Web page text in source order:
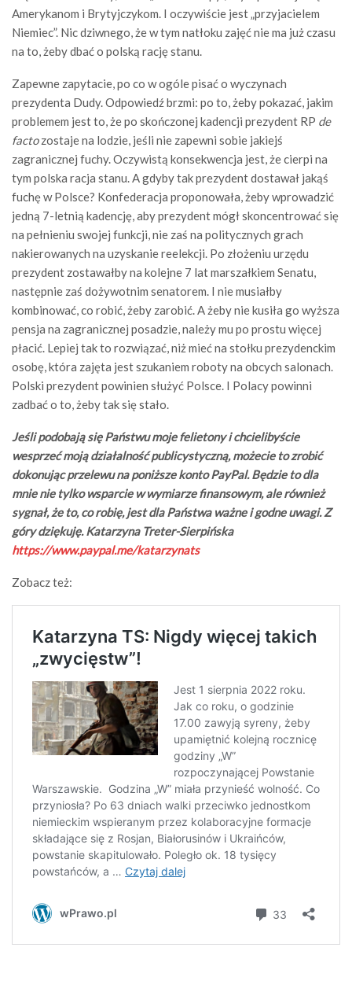
Amerykanom i Brytyjczykom. I oczywiście jest „przyjacielem
Niemiec”. Nic dziwnego, że w tym natłoku zajęć nie ma już czasu
na to, żeby dbać o polską rację stanu.
Zapewne zapytacie, po co w ogóle pisać o wyczynach
prezydenta Dudy. Odpowiedź brzmi: po to, żeby pokazać, jakim
problemem jest to, że po skończonej kadencji prezydent RP de
factozostaje na lodzie, jeśli nie zapewni sobie jakiejś
zagranicznej fuchy. Oczywistą konsekwencja jest, że cierpi na
tym polska racja stanu. A gdyby tak prezydent dostawał jakąś
fuchę w Polsce? Konfederacja proponowała, żeby wprowadzić
jedną 7-letnią kadencję, aby prezydent mógł skoncentrować się
na pełnieniu swojej funkcji, nie zaś na politycznych grach
nakierowanych na uzyskanie reelekcji. Po złożeniu urzędu
prezydent zostawałby na kolejne 7 lat marszałkiem Senatu,
następnie zaś dożywotnim senatorem. I nie musiałby
kombinować, co robić, żeby zarobić. A żeby nie kusiła go wyższa
pensja na zagranicznej posadzie, należy mu po prostu więcej
płacić. Lepiej tak to rozwiązać, niż mieć na stołku prezydenckim
osobę, która zajęta jest szukaniem roboty na obcych salonach.
Polski prezydent powinien służyć Polsce. I Polacy powinni
zadbać o to, żeby tak się stało.
Jeśli podobają się Państwu moje felietony i chcielibyście
wesprzeć moją działalność publicystyczną, możecie to zrobić
dokonując przelewu na poniższe konto PayPal. Będzie to dla
mnie nie tylko wsparcie w wymiarze finansowym, ale również
sygnał, że to, co robię, jest dla Państwa ważne i godne uwagi. Z
góry dziękuję. Katarzyna Treter-Sierpińska
https://www.paypal.me/katarzynats
Zobacz też: